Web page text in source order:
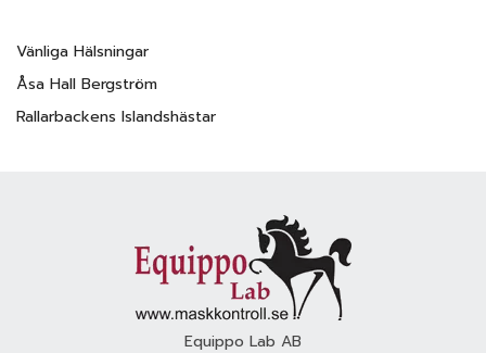
Vänliga Hälsningar
Åsa Hall Bergström
Rallarbackens Islandshästar
Equippo Lab AB